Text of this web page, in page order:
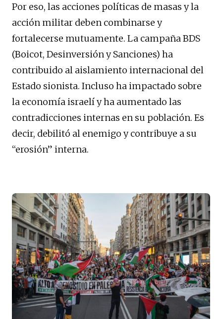
Por eso, las acciones políticas de masas y la
acción militar deben combinarse y
fortalecerse mutuamente. La campaña BDS
(Boicot, Desinversión y Sanciones) ha
contribuido al aislamiento internacional del
Estado sionista. Incluso ha impactado sobre
la economía israelí y ha aumentado las
contradicciones internas en su población. Es
decir, debilitó al enemigo y contribuye a su
“erosión” interna.